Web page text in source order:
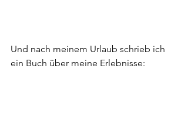
Und nach meinem Urlaub schrieb ich
ein Buch über meine Erlebnisse: